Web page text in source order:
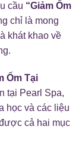
cầu “Giảm Ốm
chỉ là mong
khát khao về
Ốm Tại
tại Pearl Spa,
học và các liệu
cả hai mục